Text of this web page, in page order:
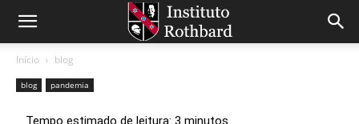
Início blog
blog pandemia